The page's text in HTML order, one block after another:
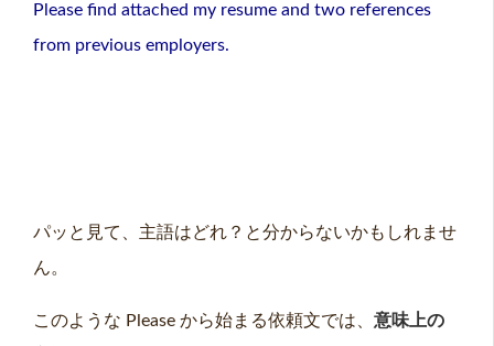
Please find attached my resume and two references
from previous employers.
パッと見て、主語はどれ？と分からないかもしれませ
ん。
このような Please から始まる依頼文では、 意味上の